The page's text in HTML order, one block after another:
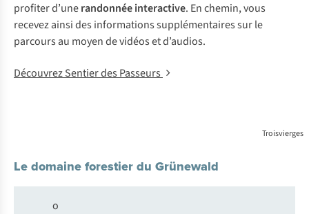
profiter d’unerandonnée interactive. En chemin, vous
recevez ainsi des informations supplémentaires sur le
parcours au moyen de vidéos et d’audios.
Découvrez Sentier des Passeurs
Troisvierges
Le domaine forestier du Grünewald
o